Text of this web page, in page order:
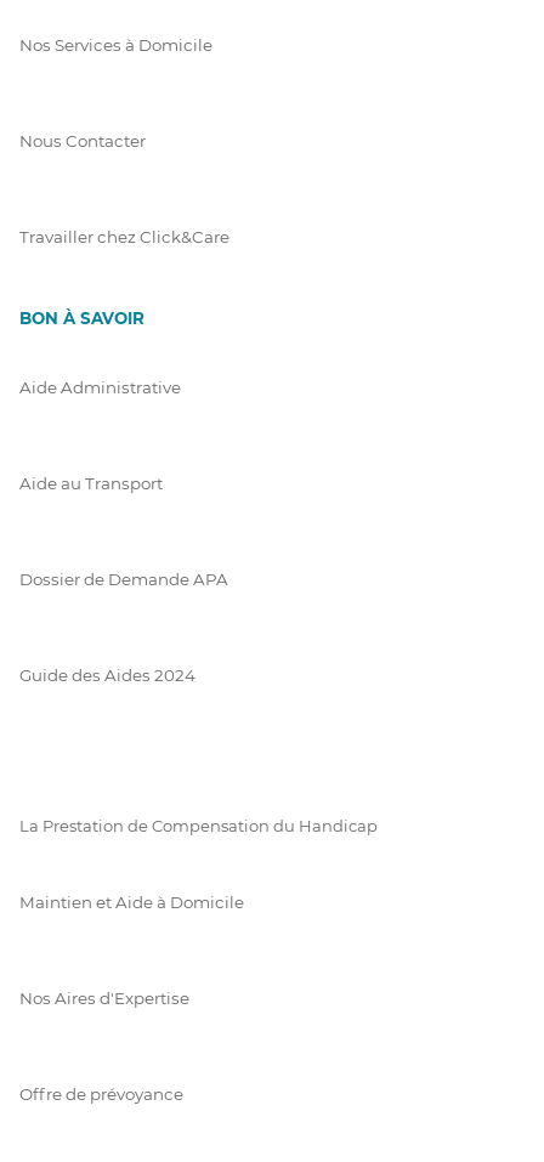
Nos Services à Domicile
Nous Contacter
Travailler chez Click&Care
BON À SAVOIR
Aide Administrative
Aide au Transport
Dossier de Demande APA
Guide des Aides 2024
La Prestation de Compensation du Handicap
Maintien et Aide à Domicile
Nos Aires d'Expertise
Offre de prévoyance